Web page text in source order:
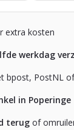
extra kosten
werkdag
bpost, PostNL
in Poperinge
terug of